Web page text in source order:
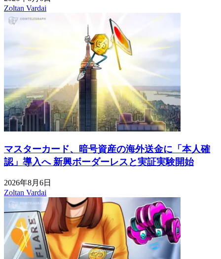
Zoltan Vardai
マスターカード、暗号資産の海外送金に「本人確
認」導入へ 新興ボーダーレスと実証実験開始
2026年8月6日
Zoltan Vardai